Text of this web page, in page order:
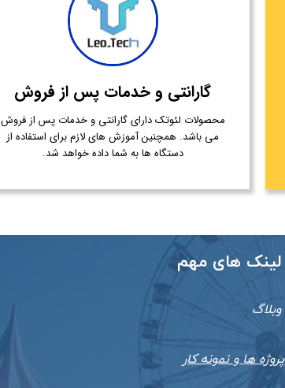
گارانتی و خدمات پس از فروش
محصولات لئوتک دارای گارانتی و خدمات پس از فروش
می باشد. همچنین آموزش های لازم برای استفاده از
دستگاه ها به شما داده خواهد شد.
وبلاگ
پروژه ها و نمونه کار
​​لینک های مهم